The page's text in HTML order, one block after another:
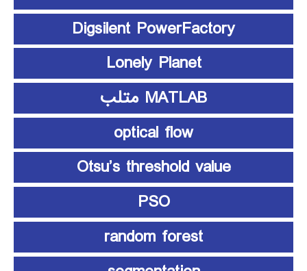
Digsilent PowerFactory
Lonely Planet
MATLAB متلب
optical flow
Otsu’s threshold value
PSO
random forest